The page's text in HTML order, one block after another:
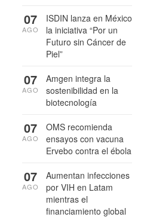
ISDIN lanza en México
la iniciativa “Por un
Futuro sin Cáncer de
Piel”
07
AGO
Amgen integra la
sostenibilidad en la
biotecnología
07
AGO
OMS recomienda
ensayos con vacuna
Ervebo contra el ébola
07
AGO
Aumentan infecciones
por VIH en Latam
mientras el
financiamiento global
07
AGO